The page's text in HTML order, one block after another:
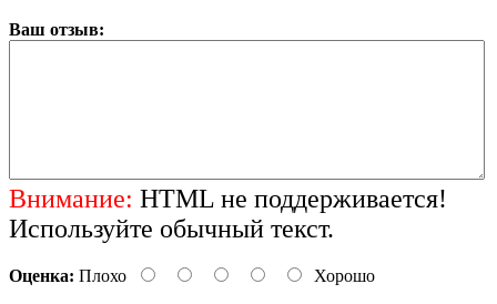
Ваш отзыв:
Внимание: HTML не поддерживается!
Используйте обычный текст.
Оценка: Плохо Хорошо